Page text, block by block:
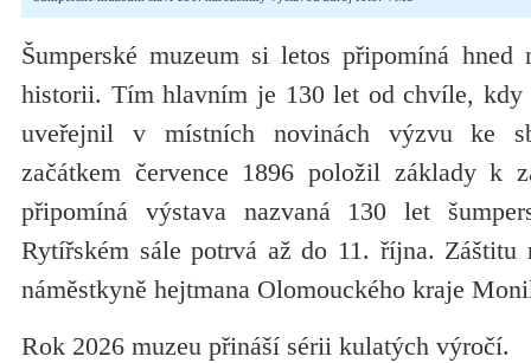
Šumperské muzeum si letos připomíná
historii. Tím hlavním je 130 let od chvíle, kdy
uveřejnil v místních novinách výzvu ke
začátkem července 1896 položil základy k
připomíná výstava nazvaná 130 let
Rytířském sále potrvá až do 11. října. Záštitu
náměstkyně hejtmana Olomouckého kraje
Rok 2026 muzeu přináší sérii kulatých výročí.